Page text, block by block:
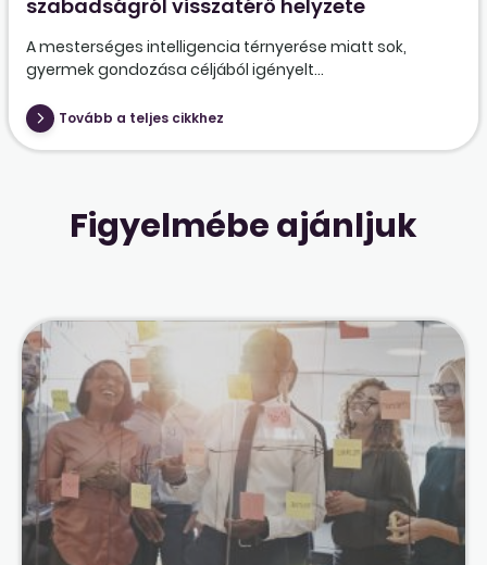
szabadságról visszatérő helyzete
A mesterséges intelligencia térnyerése miatt sok,
gyermek gondozása céljából igényelt...
Tovább a teljes cikkhez
Figyelmébe ajánljuk